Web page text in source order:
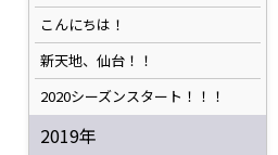
こんにちは！
新天地、仙台！！
2020シーズンスタート！！！
2019年